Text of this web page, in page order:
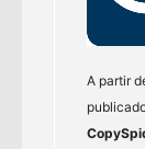
A partir